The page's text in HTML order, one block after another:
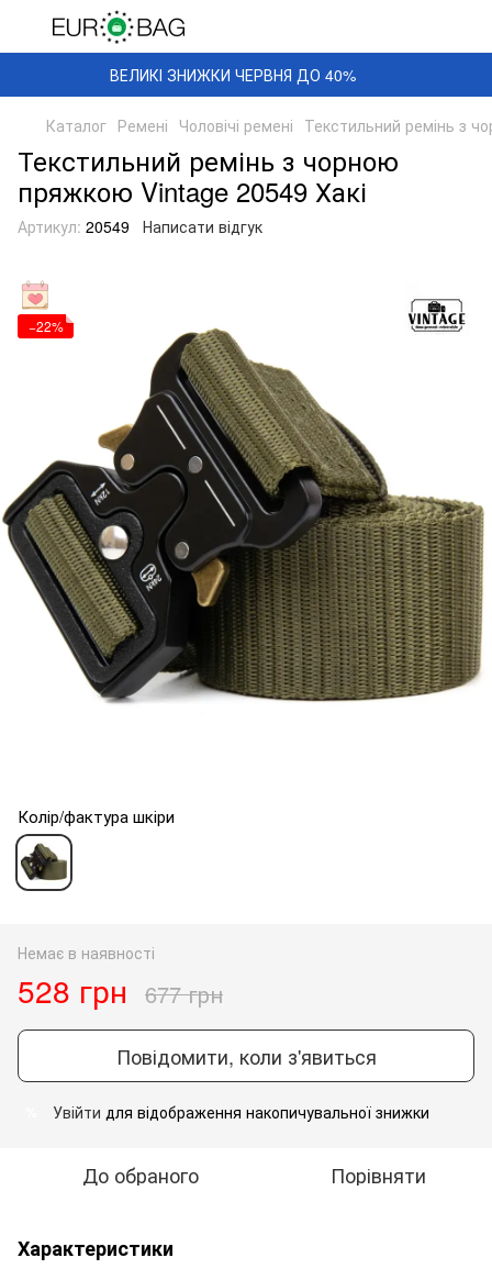
ВЕЛИКІ ЗНИЖКИ ЧЕРВНЯ ДО 40%
Каталог Ремені Чоловічі ремені Текстильний ремінь з
Текстильний ремінь з чорною
пряжкою Vintage 20549 Хакі
Артикул: 20549 Написати відгук
−22%
Колір/фактура шкіри
Немає в наявності
528 грн 677 грн
Повідомити, коли з'явиться
Увійти для відображення накопичувальної знижки
До обраного Порівняти
Характеристики